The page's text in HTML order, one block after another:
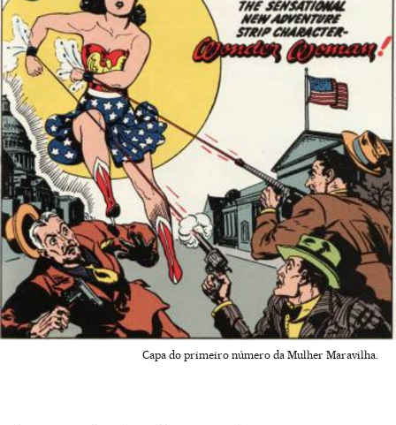
Capa do primeiro número da Mulher Maravilha.